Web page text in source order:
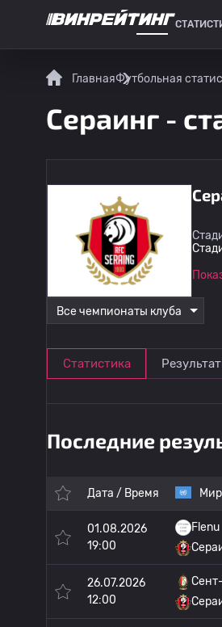
ГлавнаяФутбольная
Сераинг -
Все чемпионаты клуба
Статистика
Последние
Дата / Время
01.08.2026
19:00
Flenu
26.07.2026
12:00